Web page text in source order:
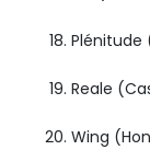
Plénitude
Reale
Wing